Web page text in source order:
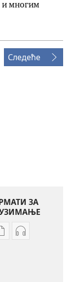
и многим
Следеће
ЗА
ФорматиФормати